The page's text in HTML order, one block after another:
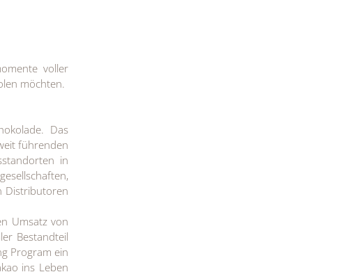
voller
möchten.
Das
führenden
in
Distributoren
Umsatz von
Bestandteil
Program ein
ins Leben